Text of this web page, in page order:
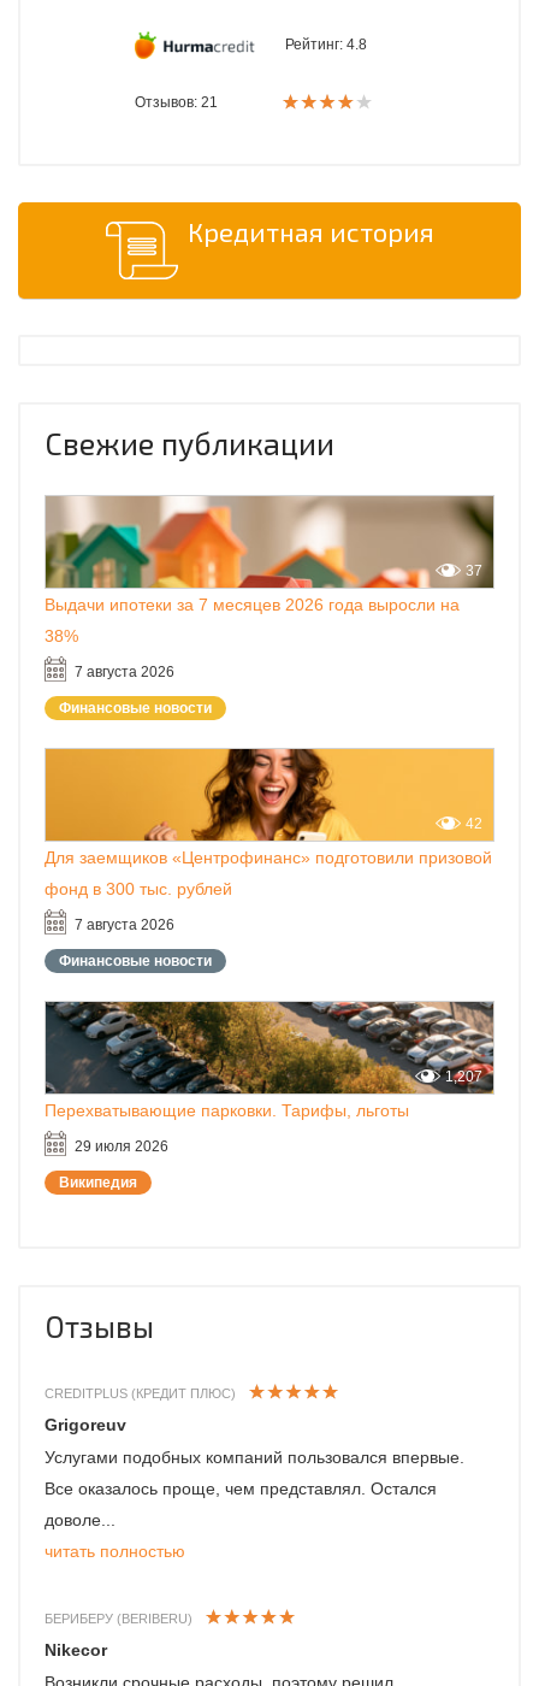
Рейтинг: 4.8
Отзывов: 21
Кредитная история
Свежие публикации
Выдачи ипотеки за 7 месяцев 2026 года выросли на
38%
7 августа 2026
37
Финансовые новости
Для заемщиков «Центрофинанс» подготовили призовой
фонд в 300 тыс. рублей
7 августа 2026
42
Финансовые новости
Перехватывающие парковки. Тарифы, льготы
29 июля 2026
1,207
Википедия
Отзывы
CREDITPLUS (КРЕДИТ ПЛЮС)
Grigoreuv
Услугами подобных компаний пользовался впервые.
Все оказалось проще, чем представлял. Остался
доволе...
читать полностью
БЕРИБЕРУ (BERIBERU)
Nikecor